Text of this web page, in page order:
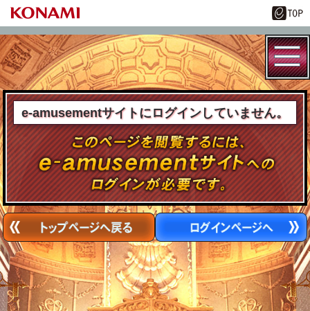
e-amusementサイトにログインしていません。